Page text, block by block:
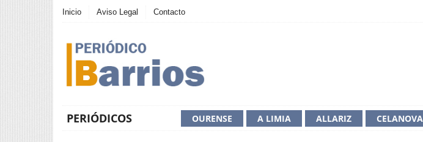
Inicio Aviso Legal Contacto
PERIÓDICOS CELANOVA
ALLARIZ
A LIMIA
OURENSE